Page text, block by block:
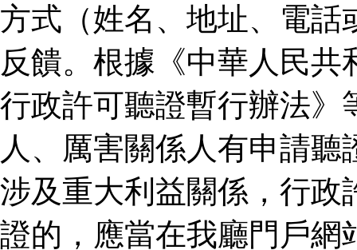
方式（姓名、地址、電話
反饋。根據《中華人民
行政許可聽證暫行辦法》
人、厲害關係人有申請
涉及重大利益關係，行政
證的，應當在我廳門戶網